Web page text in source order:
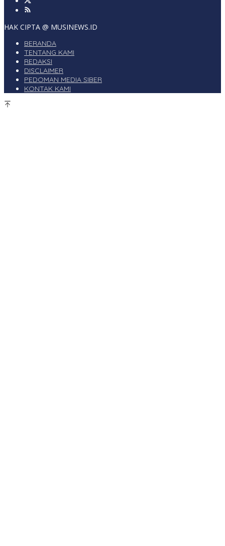
HAK CIPTA @ MUSINEWS.ID
BERANDA
TENTANG KAMI
REDAKSI
DISCLAIMER
PEDOMAN MEDIA SIBER
KONTAK KAMI